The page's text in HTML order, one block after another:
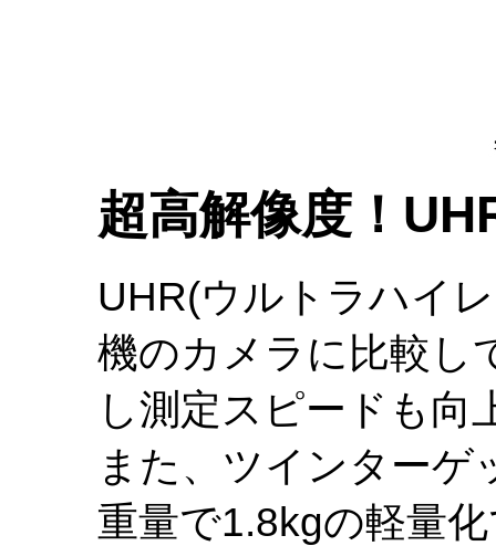
超高解像度！
UHR(ウルトラハイ
機のカメラに比較し
し測定スピードも向
また、ツインターゲ
重量で1.8kgの軽量